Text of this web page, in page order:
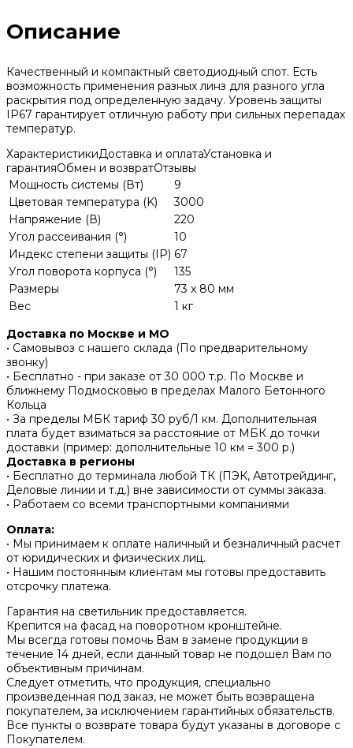
Описание
Качественный и компактный светодиодный спот. Есть
возможность применения разных линз для разного угла
раскрытия под определенную задачу. Уровень защиты
IP67 гарантирует отличную работу при сильных перепадах
температур.
ХарактеристикиДоставка и оплатаУстановка и
гарантияОбмен и возвратОтзывы
Мощность системы (Вт)
9
Цветовая температура (K)
3000
Напряжение (В)
220
Угол рассеивания (°)
10
Индекс степени защиты (IP) 67
Угол поворота корпуса (°)
135
Размеры
73 x 80 мм
Вес
1 кг
Доставка по Москве и МО
• Самовывоз с нашего склада (По предварительному
звонку)
• Бесплатно - при заказе от 30 000 т.р. По Москве и
ближнему Подмосковью в пределах Малого Бетонного
Кольца
• За пределы МБК тариф 30 руб/1 км. Дополнительная
плата будет взиматься за расстояние от МБК до точки
доставки (пример: дополнительные 10 км = 300 р.)
Доставка в регионы
• Бесплатно до терминала любой ТК (ПЭК, Автотрейдинг,
Деловые линии и т.д.) вне зависимости от суммы заказа.
• Работаем со всеми транспортными компаниями
Оплата:
• Мы принимаем к оплате наличный и безналичный расчет
от юридических и физических лиц.
• Нашим постоянным клиентам мы готовы предоставить
отсрочку платежа.
Гарантия на светильник предоставляется.
Крепится на фасад на поворотном кронштейне.
Мы всегда готовы помочь Вам в замене продукции в
течение 14 дней, если данный товар не подошел Вам по
объективным причинам.
Следует отметить, что продукция, специально
произведенная под заказ, не может быть возвращена
покупателем, за исключением гарантийных обязательств.
Все пункты о возврате товара будут указаны в договоре с
Покупателем.